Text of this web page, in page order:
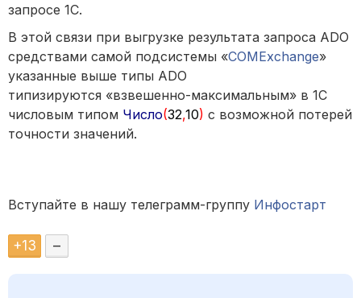
запросе 1С.
В этой связи при выгрузке результата запроса ADO
средствами самой подсистемы «COMExchange»
указанные выше типы ADO
типизируются «взвешенно-максимальным» в 1С
числовым типом Число(32,10) с возможной потерей
точности значений.
Вступайте в нашу телеграмм-группу Инфостарт
+13 –